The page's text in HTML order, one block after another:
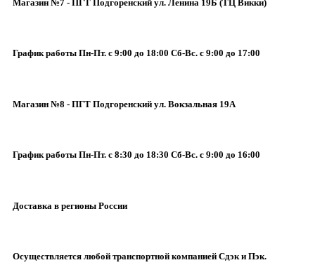
Магазин №7 - ПГТ Подгоренский ул. Ленина 19Б (ТЦ Викки)
График работы Пн-Пт. с 9:00 до 18:00 Сб-Вс. с 9:00 до 17:00
Магазин №8 - ПГТ Подгоренский ул. Вокзальная 19А
График работы Пн-Пт. с 8:30 до 18:30 Сб-Вс. с 9:00 до 16:00
Доставка в регионы России
Осуществляется любой транспортной компанией Сдэк и Пэк.